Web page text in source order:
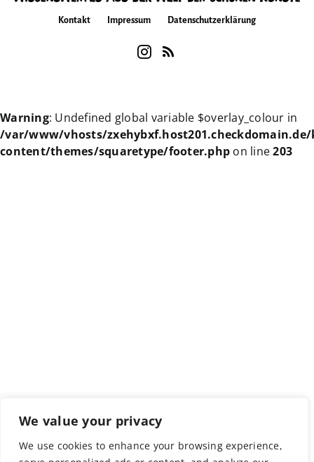
We value your privacy
We use cookies to enhance your browsing experience,
Kontakt Impressum Datenschutzerklärung
Warning: Undefined global variable $overlay_colour in
/var/www/vhosts/
content/themes/squaretype/footer.php on line203